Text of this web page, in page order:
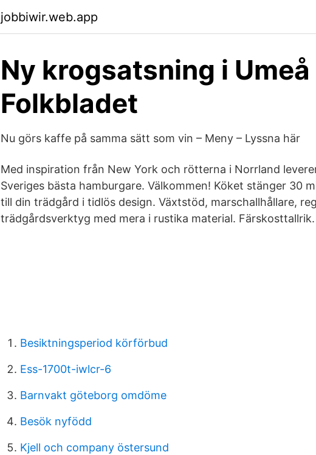
jobbiwir.web.app
Ny krogsatsning i Umeå
Folkbladet
Nu görs kaffe på samma sätt som vin – Meny – Lyssna här
Med inspiration från New York och rötterna i Norrland
Sveriges bästa hamburgare. Välkommen! Köket stänger 30
till din trädgård i tidlös design. Växtstöd, marschallhållare,
trädgårdsverktyg med mera i rustika material. Färskosttallrik.
Besiktningsperiod körförbud
Ess-1700t-iwlcr-6
Barnvakt göteborg omdöme
Besök nyfödd
Kjell och company östersund